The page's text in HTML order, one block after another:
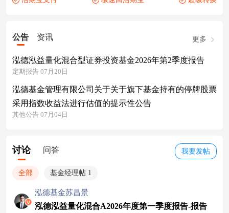
公告 资讯 更多
泓德泓益量化混合型证券投资基金2026年第2季度报告
定期报告 07月20日
泓德基金管理有限公司关于关于旗下基金持有的停牌股票
采用指数收益法进行估值的提示性公告
其他公告 07月04日
我要发帖
讨论 问答
全部 基金经理帖 1
泓德基金苏昌景
泓德泓益量化混合A2026年度第一季度报告-报告